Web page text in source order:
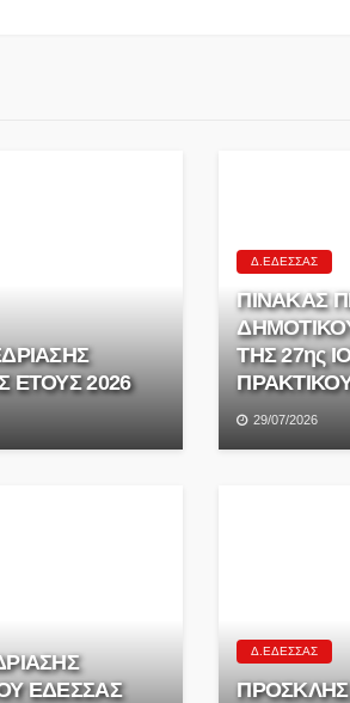
ΕΤΟΥΣ 2026
Δ.ΈΔΕΣΣΑΣ
ΠΙΝΑΚΑΣ
ΤΗΣ 27ης
29/07/2026
ΕΔΕΣΣΑΣ
Δ.ΈΔΕΣΣΑΣ